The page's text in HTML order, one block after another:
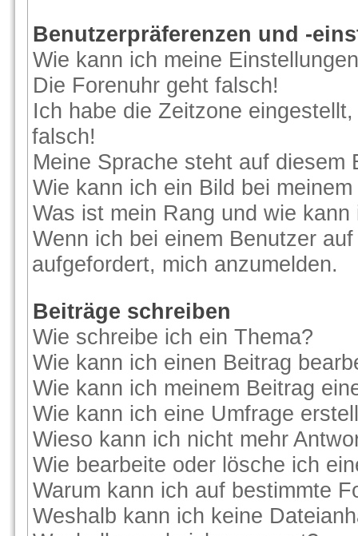
Benutzerpräferenzen und -
Wie kann ich meine
Die Forenuhr geht falsch!
Ich habe die Zeitzone
falsch!
Meine Sprache steht auf diesem
Wie kann ich ein Bild bei
Was ist mein Rang und wie
Wenn ich bei einem Benutzer
aufgefordert, mich anzumelden.
Beiträge schreiben
Wie schreibe ich ein Thema?
Wie kann ich einen Beitrag
Wie kann ich meinem Beitrag
Wie kann ich eine Umfrage
Wieso kann ich nicht mehr
Wie bearbeite oder lösche ich
Warum kann ich auf bestimmte
Weshalb kann ich keine